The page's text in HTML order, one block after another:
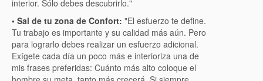
interior. Sólo debes descubrirlo."
• Sal de tu zona de Confort: "El esfuerzo te define.
Tu trabajo es importante y su calidad más aún. Pero
para lograrlo debes realizar un esfuerzo adicional.
Exígete cada día un poco más e interioriza una de
mis frases preferidas: Cuánto más alto coloque el